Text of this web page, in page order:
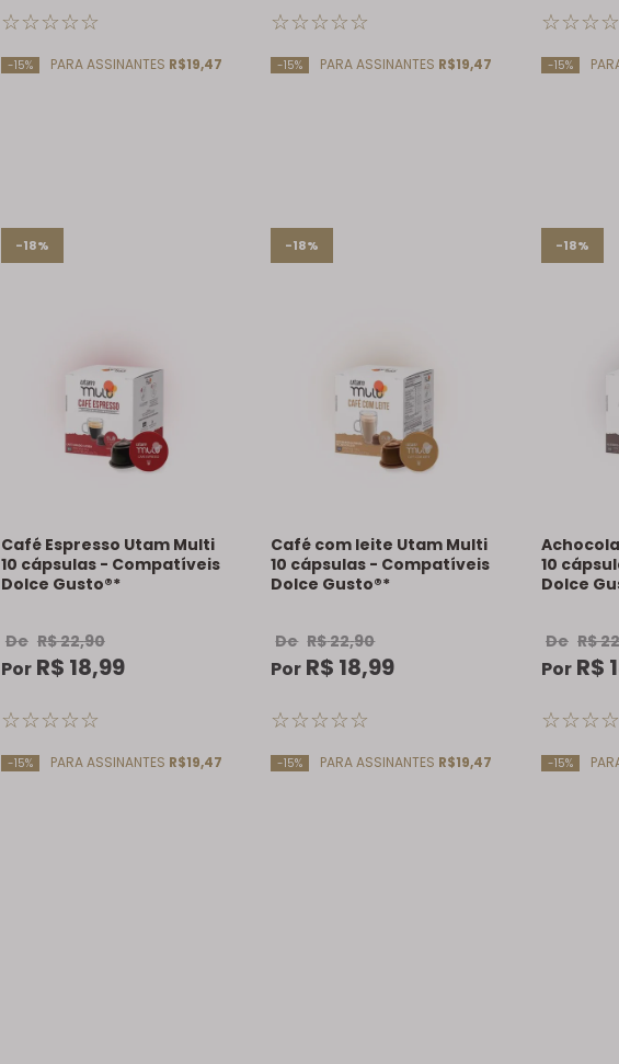
☆☆☆☆☆
-15% PARA ASSINANTES R$19,47
☆☆☆☆☆
-15% PARA ASSINANTES R$19,47
☆☆☆☆
-15%
Café Espresso Utam Multi
10 cápsulas - Compatíveis
Dolce Gusto®*
De R$22,90
Por R$ 18,99
☆☆☆☆☆
-15% PARA ASSINANTES R$19,47
-18%
Café com leite Utam Multi
10 cápsulas - Compatíveis
Dolce Gusto®*
De R$22,90
Por R$ 18,99
☆☆☆☆☆
-15% PARA ASSINANTES R$19,47
-18%
10
Dolce
De R$22
Por R$
☆☆☆☆
-15%
-18%